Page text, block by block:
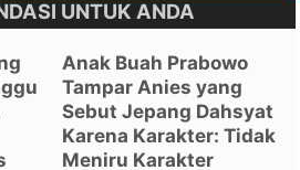
UNTUK ANDA
Anak Buah Prabowo
Tampar Anies yang
Sebut Jepang Dahsyat
Karena Karakter: Tidak
Meniru Karakter